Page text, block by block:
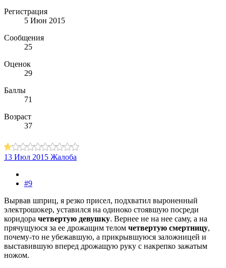
Регистрация
5 Июн 2015
Сообщения
25
Оценок
29
Баллы
71
Возраст
37
13 Июл 2015 Жалоба
#9
Вырвав шприц, я резко присел, подхватил выроненный
электрошокер, уставился на одиноко стоявшую посреди
коридора четвертую девушку. Вернее не на нее саму, а на
прячущуюся за ее дрожащим телом четвертую смертницу,
почему-то не убежавшую, а прикрывшуюся заложницей и
выставившую вперед дрожащую руку с накрепко зажатым
ножом.